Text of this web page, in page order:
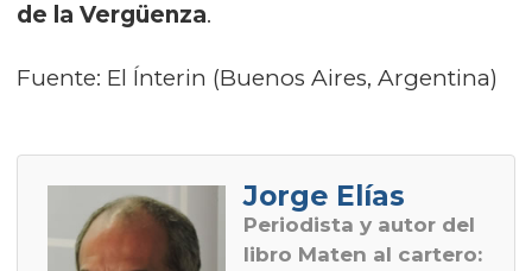
de la Vergüenza.
Fuente: El Ínterin (Buenos Aires, Argentina)
Jorge Elías
Periodista y autor del
libro Maten al cartero: